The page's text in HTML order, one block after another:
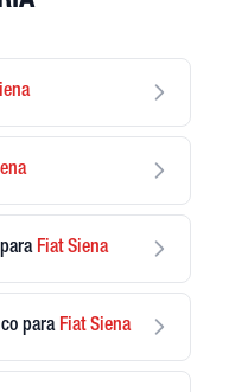
para FiatSiena
para FiatSiena